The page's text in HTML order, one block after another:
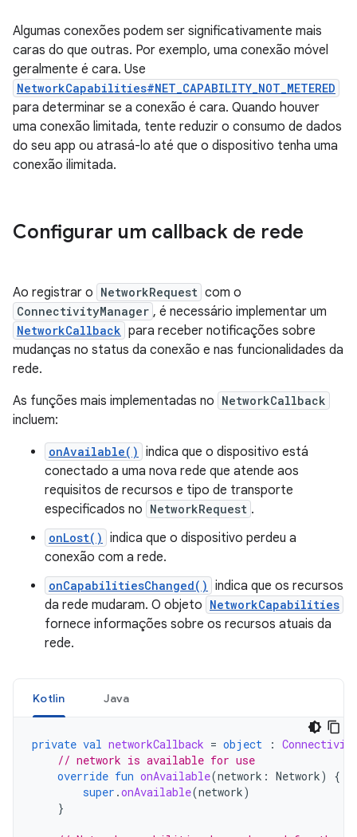
Algumas conexões podem ser significativamente mais
caras do que outras. Por exemplo, uma conexão móvel
geralmente é cara. Use
NetworkCapabilities#NET_CAPABILITY_NOT_METERED
para determinar se a conexão é cara. Quando houver
uma conexão limitada, tente reduzir o consumo de dados
do seu app ou atrasá-lo até que o dispositivo tenha uma
conexão ilimitada.
Configurar um callback de rede
Ao registrar o NetworkRequest com o
ConnectivityManager , é necessário implementar um
NetworkCallback para receber notificações sobre
mudanças no status da conexão e nas funcionalidades da
rede.
As funções mais implementadas no NetworkCallback
incluem:
onAvailable() indica que o dispositivo está
conectado a uma nova rede que atende aos
requisitos de recursos e tipo de transporte
especificados no NetworkRequest .
onLost() indica que o dispositivo perdeu a
conexão com a rede.
onCapabilitiesChanged() indica que os recursos
da rede mudaram. O objeto NetworkCapabilities
fornece informações sobre os recursos atuais da
rede.
Kotlin Java
private val networkCallback = object :
// network is available for use
override fun onAvailable(network : Network)
{
super .onAvailable(network)
}